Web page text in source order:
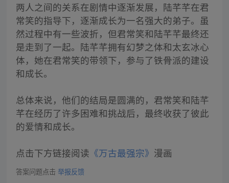
两人之间的关系在剧情中逐渐发展，陆芊芊在君
常笑的指导下，逐渐成长为一名强大的弟子。虽
然过程中有一些波折，但君常笑和陆芊芊最终还
是走到了一起。陆芊芊拥有幻梦之体和太玄冰心
体，她在君常笑的带领下，参与了铁骨派的建设
和成长。
总体来说，他们的结局是圆满的，君常笑和陆芊
芊在经历了许多困难和挑战后，最终收获了彼此
的爱情和成长。
点击下方链接阅读 《万古最强宗》 漫画
答案问题点击 举报反馈